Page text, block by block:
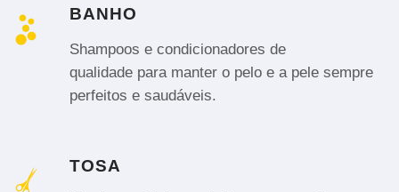
BANHO
Shampoos e condicionadores de
qualidade para manter o pelo e a pele sempre
perfeitos e saudáveis.
TOSA